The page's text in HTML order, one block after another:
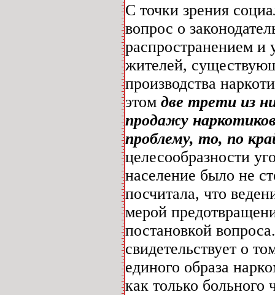
С точки зрения
вопрос о
распространением
жителей,
производства
этом две трети из
продажу
проблему, то, по
целесообразности
население было не
посчитала, что
мерой
постановкой
свидетельствует о
единого образа
как только больного